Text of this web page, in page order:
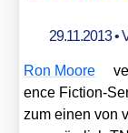
29.11.2013•
Ron Moo­re
ence Fic­tion-
zum einen von